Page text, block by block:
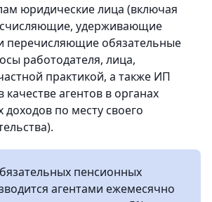
юридические лица (включая
удерживающие
перечисляющие обязательные
работодателя, лица,
практикой, а также ИП
качестве агентов в органах
доходов по месту своего
пенсионных
агентами ежемесячно